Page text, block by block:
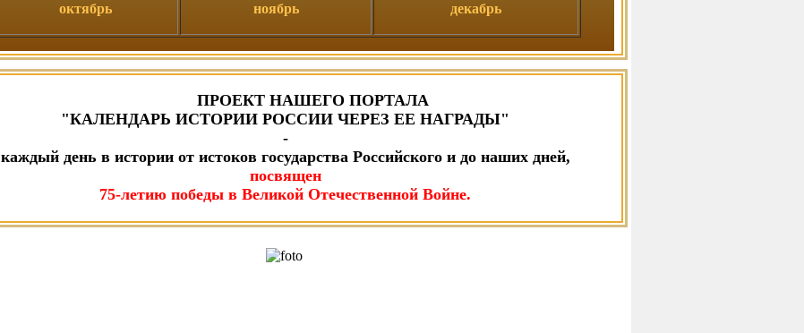
октябрь ноябрь декабрь
ПРОЕКТ НАШЕГО ПОРТАЛА
"КАЛЕНДАРЬ ИСТОРИИ РОССИИ ЧЕРЕЗ ЕЕ НАГРАДЫ"
-
каждый день в истории от истоков государства Российского и до наших дней,
посвящен
75-летию победы в Великой Отечественной Войне.